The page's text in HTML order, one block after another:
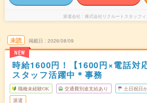
派遣会社 株式会社リクルートスタッフィ
未読
NEW
掲載日 2026/08/09
時給1600円！【1600円×電話対
スタッフ活躍中＊事務
職種未経験OK 交通費別途支給あり 土日祝日
派遣